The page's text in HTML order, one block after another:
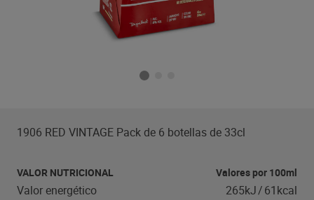
1906 RED VINTAGE Pack de 6 botellas de 33cl
VALOR NUTRICIONAL Valores por 100ml
Valor energético 265kJ/61kcal